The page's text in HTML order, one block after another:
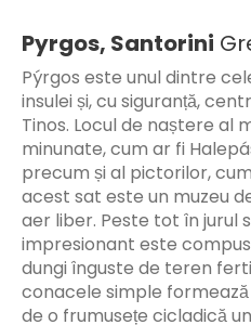
Pyrgos, Santorini
Pýrgos este unul dintre
insulei și, cu siguranță,
Tinos. Locul de naștere al
minunate, cum ar fi
precum și al pictorilor,
acest sat este un muzeu
aer liber. Peste tot în jurul
impresionant este
dungi înguste de teren
conacele simple
de o frumusețe cicladică